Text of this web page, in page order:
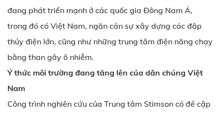
đang phát triển mạnh ở các quốc gia Đông Nam Á,
trong đó có Việt Nam, ngăn cản sự xây dựng các đập
thủy điện lớn, cũng như những trung tâm điện năng chạy
bằng than gây ô nhiễm.
Ý thức môi trường đang tăng lên của dân chúng Việt
Nam
Công trình nghiên cứu của Trung tâm Stimson có đề cập